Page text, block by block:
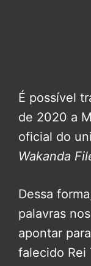
É possível
de 2020 a
oficial do
Wakanda
Dessa
palavras
apontar
falecido Rei